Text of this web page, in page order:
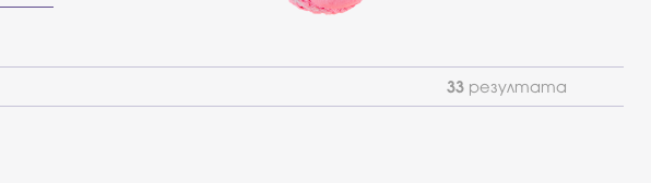
33 резултата